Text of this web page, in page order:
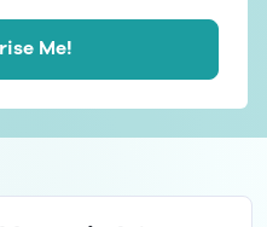
Me!